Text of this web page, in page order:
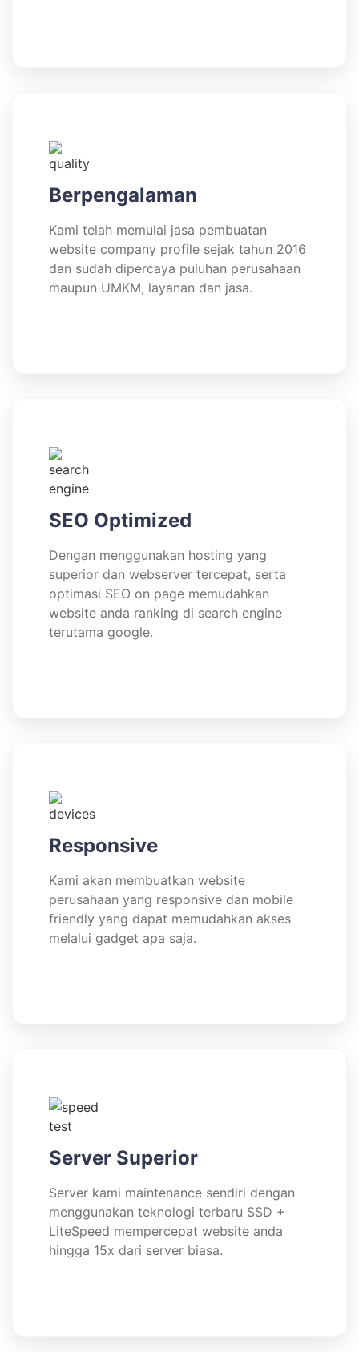
Berpengalaman
Kami telah memulai jasa pembuatan
website company profile sejak tahun 2016
dan sudah dipercaya puluhan perusahaan
maupun UMKM, layanan dan jasa.
SEO Optimized
Dengan menggunakan hosting yang
superior dan webserver tercepat, serta
optimasi SEO on page memudahkan
website anda ranking di search engine
terutama google.
Responsive
Kami akan membuatkan website
perusahaan yang responsive dan mobile
friendly yang dapat memudahkan akses
melalui gadget apa saja.
Server Superior
Server kami maintenance sendiri dengan
menggunakan teknologi terbaru SSD +
LiteSpeed mempercepat website anda
hingga 15x dari server biasa.